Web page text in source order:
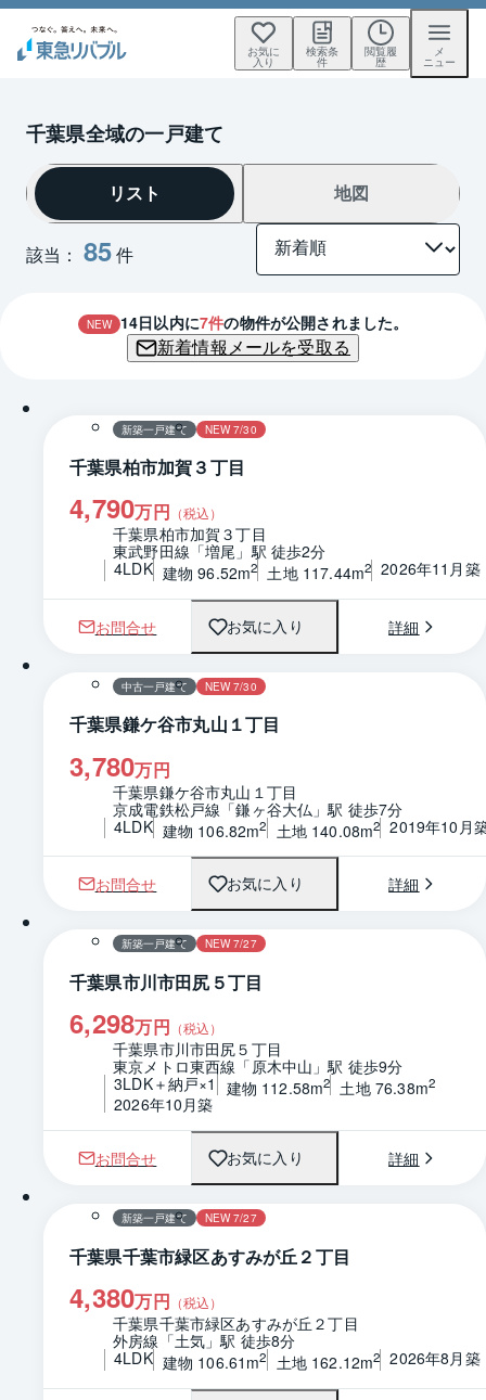
お気に
入り
検索条
件
閲覧履
歴
メ
ニュー
千葉県全域の一戸建て
該当： 85件
リスト 地図
NEW 14日以内に7件の物件が公開されました。
新着情報メールを受取る
新築一戸建て NEW 7/30
千葉県柏市加賀３丁目
4,790万円 （税込）
千葉県柏市加賀３丁目
東武野田線「増尾」駅 徒歩2分
4LDK 建物 96.52m2 土地 117.44m2 2026年11月築
お問合せ お気に入り 詳細
1 / 0 間取り
中古一戸建て NEW 7/30
千葉県鎌ケ谷市丸山１丁目
3,780万円
千葉県鎌ケ谷市丸山１丁目
京成電鉄松戸線「鎌ヶ谷大仏」駅 徒歩7分
4LDK 建物 106.82m2 土地 140.08m2 2019年10月
お問合せ お気に入り 詳細
1 / 0 間取り
新築一戸建て NEW 7/27
千葉県市川市田尻５丁目
6,298万円 （税込）
千葉県市川市田尻５丁目
東京メトロ東西線「原木中山」駅 徒歩9分
3LDK＋納戸×1
建物 112.58m2 土地 76.38m2
2026年10月築
お問合せ お気に入り 詳細
1 / 0 間取り
新築一戸建て NEW 7/27
千葉県千葉市緑区あすみが丘２丁目
4,380万円 （税込）
千葉県千葉市緑区あすみが丘２丁目
外房線「土気」駅 徒歩8分
4LDK 建物 106.61m2 土地 162.12m2 2026年8月築